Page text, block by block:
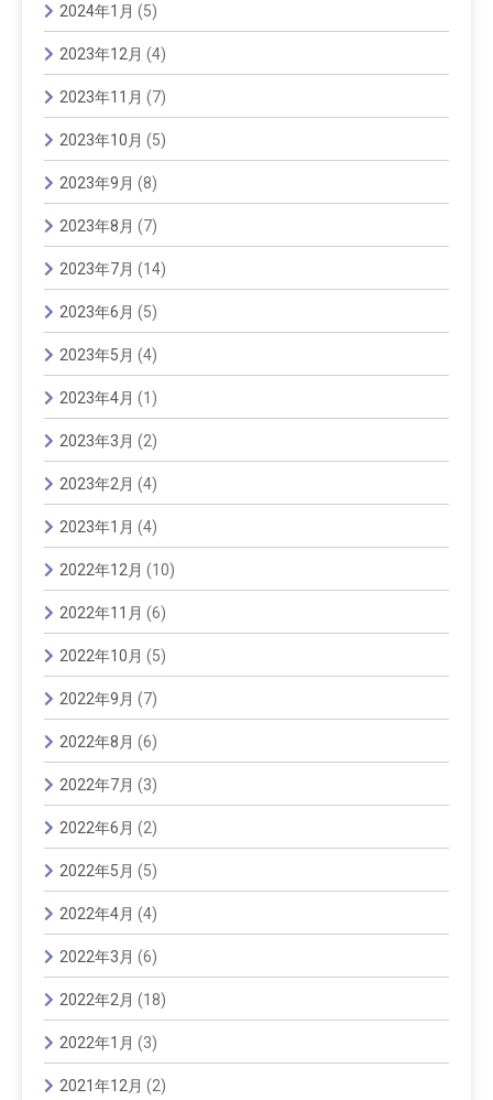
2024年1月 (5)
2023年12月 (4)
2023年11月 (7)
2023年10月 (5)
2023年9月 (8)
2023年8月 (7)
2023年7月 (14)
2023年6月 (5)
2023年5月 (4)
2023年4月 (1)
2023年3月 (2)
2023年2月 (4)
2023年1月 (4)
2022年12月 (10)
2022年11月 (6)
2022年10月 (5)
2022年9月 (7)
2022年8月 (6)
2022年7月 (3)
2022年6月 (2)
2022年5月 (5)
2022年4月 (4)
2022年3月 (6)
2022年2月 (18)
2022年1月 (3)
2021年12月 (2)